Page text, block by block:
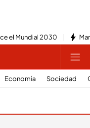
el Mundial 2030
Economía Sociedad